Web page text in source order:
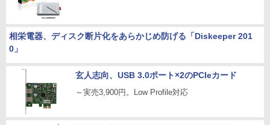
相栄電器、ディスク断片化をあらかじめ防げる「Diskeeper 201
0」
玄人志向、USB 3.0ポート×2のPCIeカード
～実売3,900円。Low Profile対応